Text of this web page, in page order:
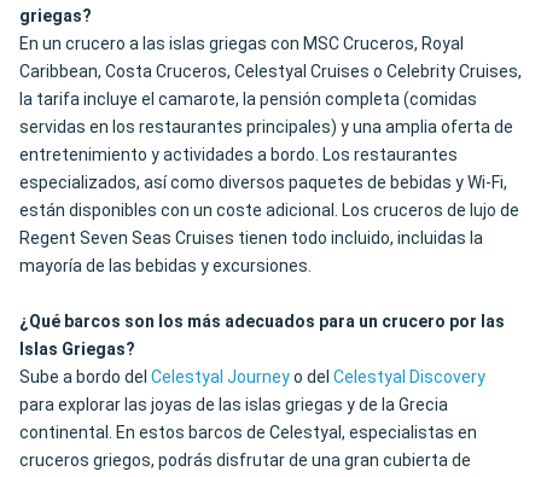
griegas?
En un crucero a las islas griegas con MSC Cruceros, Royal
Caribbean, Costa Cruceros, Celestyal Cruises o Celebrity Cruises,
la tarifa incluye el camarote, la pensión completa (comidas
servidas en los restaurantes principales) y una amplia oferta de
entretenimiento y actividades a bordo. Los restaurantes
especializados, así como diversos paquetes de bebidas y Wi-Fi,
están disponibles con un coste adicional. Los cruceros de lujo de
Regent Seven Seas Cruises tienen todo incluido, incluidas la
mayoría de las bebidas y excursiones.
¿Qué barcos son los más adecuados para un crucero por las
Islas Griegas?
Sube a bordo del Celestyal Journeyo del Celestyal Discovery
para explorar las joyas de las islas griegas y de la Grecia
continental. En estos barcos de Celestyal, especialistas en
cruceros griegos, podrás disfrutar de una gran cubierta de